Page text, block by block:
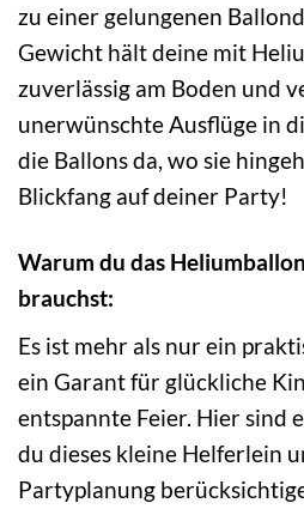
zu einer gelungenen
Gewicht hält deine mit
zuverlässig am Boden und
unerwünschte Ausflüge in
die Ballons da, wo sie
Blickfang auf deiner Party!
Warum du das
brauchst:
Es ist mehr als nur ein
ein Garant für glückliche
entspannte Feier. Hier sind
du dieses kleine Helferlein
Partyplanung